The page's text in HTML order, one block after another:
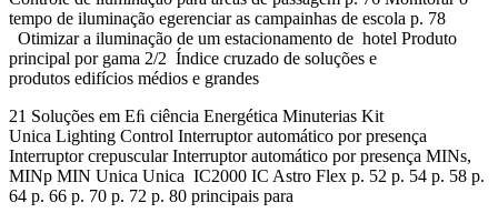
tempo de iluminação egerenciar as campainhas de escola p. 78
Otimizar a iluminação de um estacionamento de hotel Produto
principal por gama 2/2 Índice cruzado de soluções e
produtos edifícios médios e grandes
21 Soluções em Eﬁ ciência Energética Minuterias Kit
Unica Lighting Control Interruptor automático por presença
Interruptor crepuscular Interruptor automático por presença MINs,
MINp MIN Unica Unica IC2000 IC Astro Flex p. 52 p. 54 p. 58 p.
64 p. 66 p. 70 p. 72 p. 80 principais para